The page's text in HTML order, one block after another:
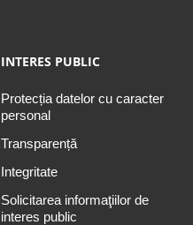
INTERES PUBLIC
Protecția datelor cu caracter
personal
Transparență
Integritate
Solicitarea informaţiilor de
interes public